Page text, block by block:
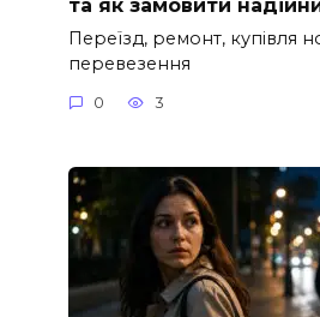
Переїзд, ремонт, купівля
перевезення
0 3